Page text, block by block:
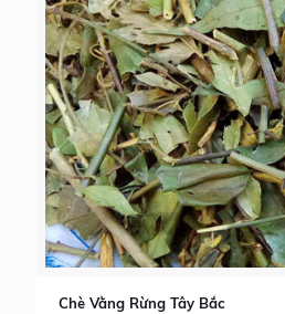
Chè Vằng Rừng Tây Bắc